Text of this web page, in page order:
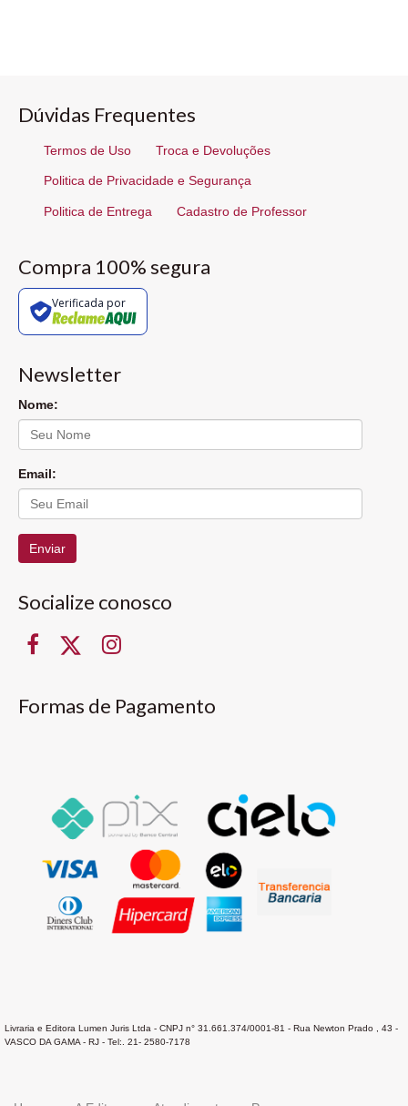
Dúvidas Frequentes
Termos de Uso Troca e Devoluções
Politica de Privacidade e Segurança
Politica de Entrega Cadastro de Professor
Compra 100% segura
Verificada por
Newsletter
Nome:
Email:
Enviar
Socialize conosco
Formas de Pagamento
Livraria e Editora Lumen Juris Ltda - CNPJ n° 31.661.374/0001-81 - Rua Newton Prado , 43 -
VASCO DA GAMA - RJ - Tel:. 21- 2580-7178